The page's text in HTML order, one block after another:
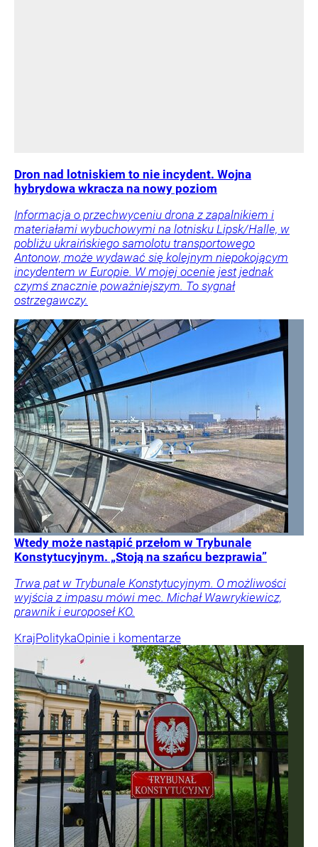
Dron nad lotniskiem to nie incydent. Wojna
hybrydowa wkracza na nowy poziom
Informacja o przechwyceniu drona z zapalnikiem i
materiałami wybuchowymi na lotnisku Lipsk/Halle, w
pobliżu ukraińskiego samolotu transportowego
Antonow, może wydawać się kolejnym niepokojącym
incydentem w Europie. W mojej ocenie jest jednak
czymś znacznie poważniejszym. To sygnał
ostrzegawczy.
Wtedy może nastąpić przełom w Trybunale
Konstytucyjnym. „Stoją na szańcu bezprawia”
Trwa pat w Trybunale Konstytucyjnym. O możliwości
wyjścia z impasu mówi mec. Michał Wawrykiewicz,
prawnik i europoseł KO.
KrajPolitykaOpinie i komentarze